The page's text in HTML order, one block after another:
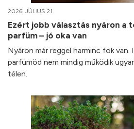
2026. JÚLIUS 21.
Ezért jobb választás nyáron a
parfüm – jó oka van
Nyáron már reggel harminc fok van.
parfümöd nem mindig működik
télen.